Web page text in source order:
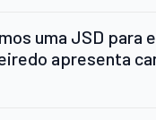
uma JSD para
apresenta